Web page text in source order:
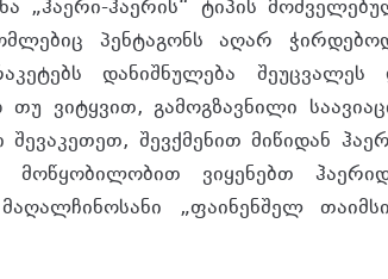
„ჰაერი-ჰაერის“ ტიპის
პენტაგონს აღარ
დანიშნულება შეუცვალეს
ვიტყვით, გამოგზავნილი
შევქმენით მიწიდან
ვიყენებთ
„ფაინენშელ